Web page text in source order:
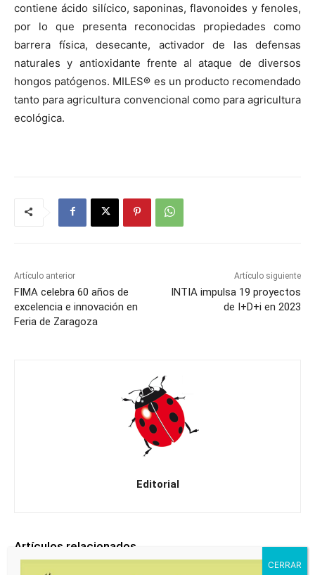
contiene ácido silícico, saponinas, flavonoides y fenoles,
por lo que presenta reconocidas propiedades como
barrera física, desecante, activador de las defensas
naturales y antioxidante frente al ataque de diversos
hongos patógenos. MILES® es un producto recomendado
tanto para agricultura convencional como para agricultura
ecológica.
Artículo anterior
FIMA celebra 60 años de
excelencia e innovación en
Feria de Zaragoza
Artículo siguiente
INTIA impulsa 19 proyectos
de I+D+i en 2023
Editorial
Artículos relacionados